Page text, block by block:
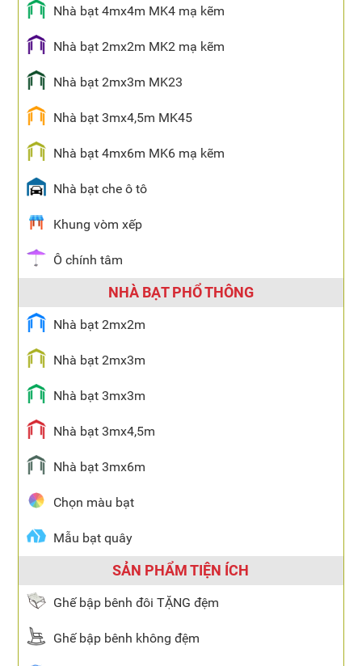
Nhà bạt 4mx4m MK4 mạ kẽm
Nhà bạt 2mx2m MK2 mạ kẽm
Nhà bạt 2mx3m MK23
Nhà bạt 3mx4,5m MK45
Nhà bạt 4mx6m MK6 mạ kẽm
Nhà bạt che ô tô
Khung vòm xếp
Ô chính tâm
NHÀ BẠT PHỔ THÔNG
Nhà bạt 2mx2m
Nhà bạt 2mx3m
Nhà bạt 3mx3m
Nhà bạt 3mx4,5m
Nhà bạt 3mx6m
Chọn màu bạt
Mẫu bạt quây
SẢN PHẨM TIỆN ÍCH
Ghế bập bênh đôi TẶNG đệm
Ghế bập bênh không đệm